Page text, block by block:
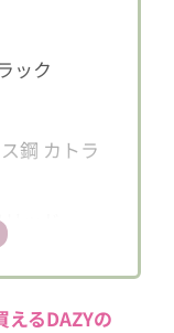
ック
鋼 カトラ
ッド
るDAZYの